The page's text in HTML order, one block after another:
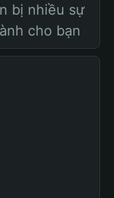
bị nhiều sự
cho bạn